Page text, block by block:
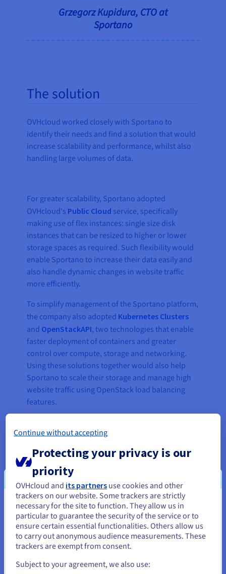
Grzegorz Kupidura, CTO at
Sportano
The solution
OVHcloud worked closely with Sportano to
identify their needs and find a solution that would
increase scalability and performance, whilst also
handling large volumes of data.
For greater scalability, Sportano adopted
OVHcloud's Public Cloud service, specifically
making use of flex instances: single size disk
instances that can be resized to higher or lower
storage spaces as required. Such flexibility would
enable Sportano to increase their data easily and
also handle dynamic changes in website traffic
more efficiently.
To simplify management of the Sportano platform,
the company also adopted Kubernetes Clusters
and OpenStackAPI, two technologies that enable
faster deployment of containers and greater
control over compute, storage and networking.
Using these solutions together would also help
Sportano to scale their storage and manage high
website traffic using OpenStack load balancing
features.
significant benefits, greatly improving the
efficiency of communication between systems
within the Sportano platform, including ERP
(Enterprise Resource Planning) and PIM (Product
Information Management). Finally, as it is built on
OVHcloud's trusted multi-datacentre
infrastructure, the Public Cloud service also
enabled Sportano to benefit from greater stability
and computing performance. The solution also
allowed Sportano to transfer data from the
consequences.
Je lijkt je in Verenigde Staten te
bevinden.
Als je wilt bestellen vanuit [land], moet je de juiste website
doorbladeren en een account aanmaken.
Continue without accepting
Protecting your privacy is our
priority
OVHcloud and its partners use cookies and other
trackers on our website. Some trackers are strictly
necessary for the site to function. They allow us in
particular to guarantee the security of the service or to
ensure certain essential functionalities. Others allow us
to carry out anonymous audience measurements. These
trackers are exempt from consent.
Subject to your agreement, we also use: